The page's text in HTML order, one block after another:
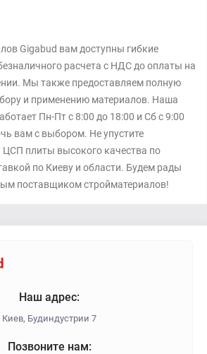
Gigabud вам доступны гибкие
расчета с НДС до оплаты на
Мы также предоставляем полную
и применению материалов. Наша
Пн-Пт с 8:00 до 18:00 и Сб с 9:00
вам с выбором. Не упустите
ЦСП плиты высокого качества по
по Киеву и области. Будем рады
поставщиком стройматериалов!
Наш адрес:
Киев, Будиндустрии 7
Позвоните нам: